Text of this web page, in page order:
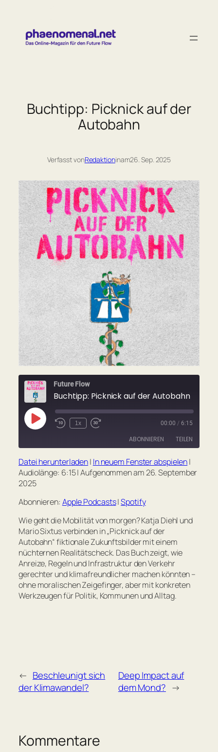
springen
Buchtipp: Picknick auf der
Autobahn
Verfasst vonRedaktioninam26. Sep. 2025
Future Flow
Buchtipp: Picknick auf der Autobahn
Play
Episode Rewind
1x
Fast
seconds
00:00 / 6:15
ABONNIEREN TEILEN
Apple Podcasts
RSS FEED
TEILEN
LINK
EMBED
Datei herunterladen| In neuem Fenster abspielen|
Audiolänge: 6:15|Aufgenommen am 26. September
2025
Abonnieren: Apple Podcasts|Spotify
Wie geht die Mobilität von morgen? Katja Diehl und
Mario Sixtus verbinden in „Picknick auf der
Autobahn“ fiktionale Zukunftsbilder mit einem
nüchternen Realitätscheck. Das Buch zeigt, wie
Anreize, Regeln und Infrastruktur den Verkehr
gerechter und klimafreundlicher machen könnten –
ohne moralischen Zeigefinger, aber mit konkreten
Werkzeugen für Politik, Kommunen und Alltag.
← Beschleunigt sich
der Klimawandel?
Deep Impact auf
dem Mond? →
Kommentare